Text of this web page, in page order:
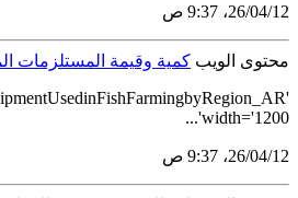
12‏/04‏/26، 9:37 ص
محتوى الويب كمية وقيمة المستلزمات
width='1200'...
12‏/04‏/26، 9:37 ص